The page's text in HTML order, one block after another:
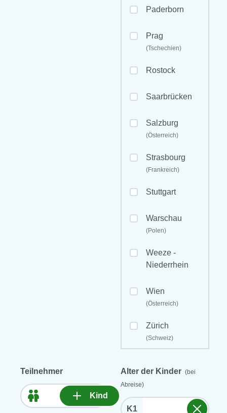
Paderborn
Prag
(Tschechien)
Rostock
Saarbrücken
Salzburg
(Österreich)
Strasbourg
(Frankreich)
Stuttgart
Warschau
(Polen)
Weeze -
Niederrhein
Wien
(Österreich)
Zürich
(Schweiz)
Teilnehmer
Kind
Alter der Kinder (bei
Abreise)
K1